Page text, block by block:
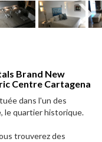
Brand New
Centre Cartagena
dans l'un des
le quartier historique.
trouverez des